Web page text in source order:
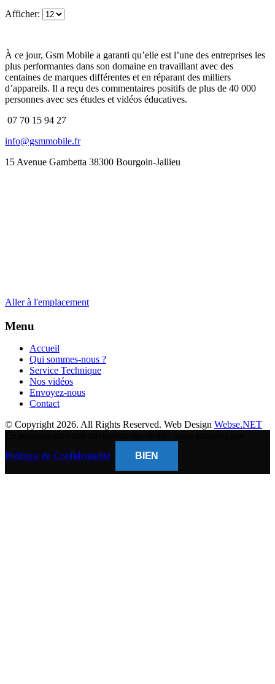
Afficher:
À ce jour, Gsm Mobile a garanti qu’elle est l’une des entreprises les
plus performantes dans son domaine en travaillant avec des
centaines de marques différentes et en réparant des milliers
d’appareils. Il a reçu des commentaires positifs de plus de 40 000
personnes avec ses études et vidéos éducatives.
07 70 15 94 27
info@gsmmobile.fr
15 Avenue Gambetta 38300 Bourgoin-Jallieu
Aller à l'emplacement
Menu
Accueil
Qui sommes-nous ?
Service Technique
Nos vidéos
Envoyez-nous
Contact
© Copyright 2026. All Rights Reserved. Web Design Webse.NET
Politique de Confidentialité
BIEN